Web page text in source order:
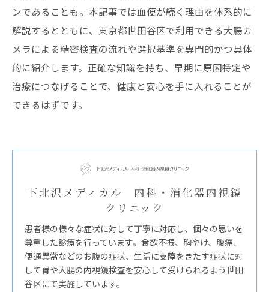
ンであることも。本記事では血便が続く理由を体系的に
解説するとともに、東京都世田谷区で利用できる大腸カ
メラによる精密検査の流れや選択基準を専門的かつ具体
的に紹介します。正確な知識を持ち、早期に原因特定や
治療につなげることで、健康と安心を手に入れることが
できるはずです。
下北沢メディカル 内科・消化器内視鏡
クリニック
患者様の様々な症状に対して丁寧に対応し、個々の思いを
尊重した診療を行っています。食欲不振、胸やけ、腹痛、
便通異常などのお腹の症状、生活に支障をきたす症状に対
して胃や大腸の内視鏡検査を安心して受けられるよう世田
谷区にて実施しています。